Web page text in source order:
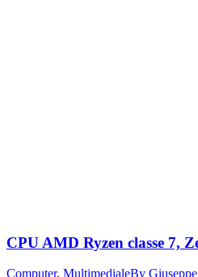
CPU AMD Ryzen classe 7,
Computer, MultimedialeBy